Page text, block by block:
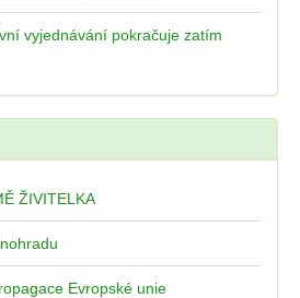
vyjednávání pokračuje zatím
ŽIVITELKA
Evropské unie